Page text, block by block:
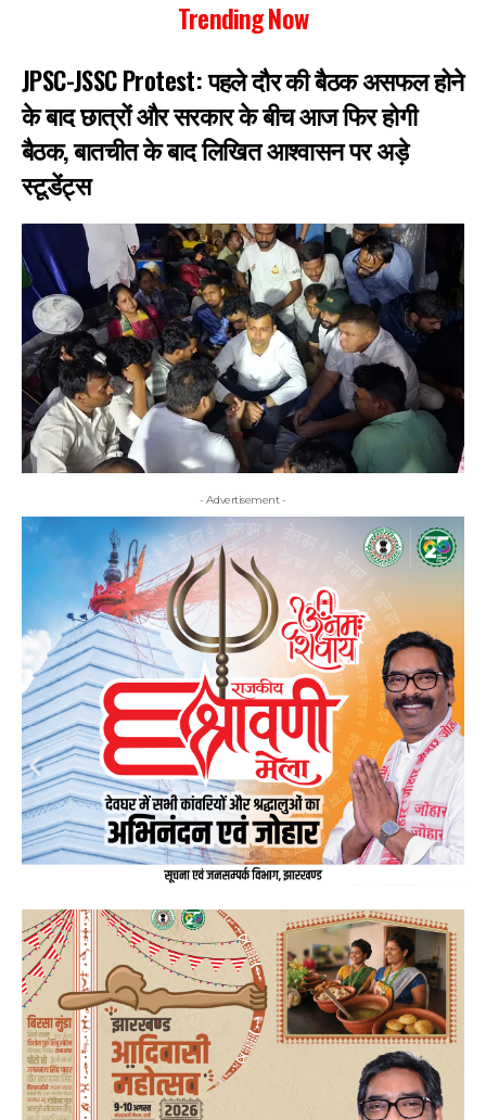
Trending Now
JPSC-JSSC Protest: पहले दौर की बैठक असफल होने
के बाद छात्रों और सरकार के बीच आज फिर होगी
बैठक, बातचीत के बाद लिखित आश्वासन पर अड़े
स्टूडेंट्स
- Advertisement -